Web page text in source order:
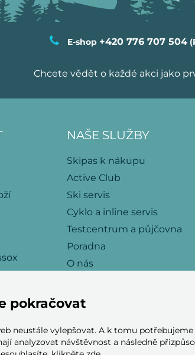
E-shop +420 776 707 504
Chcete vědět o každé akci jako
NAŠE SLUŽBY
Skipas k nákupu
Active Club
Ski servis
Cyklo a inline servis
Testcentrum a půjčovna
Poradna
O nás
pokračovat
neustále vylepšovat. A k tomu
analyzovat návštěvnost a následně